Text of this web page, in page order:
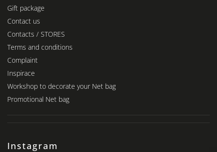
Gift package
Contact us
Contacts / STORES
Terms and conditions
Complaint
Inspirace
Workshop to decorate your Net bag
Promotional Net bag
Instagram